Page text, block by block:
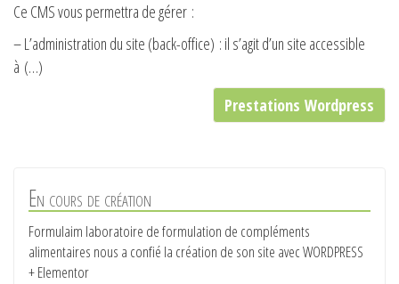
Ce CMS vous permettra de gérer :
– L’administration du site (back-office) : il s’agit d’un site accessible
à (…)
Prestations Wordpress
En cours de création
Formulaim laboratoire de formulation de compléments
alimentaires nous a confié la création de son site avec WORDPRESS
+ Elementor